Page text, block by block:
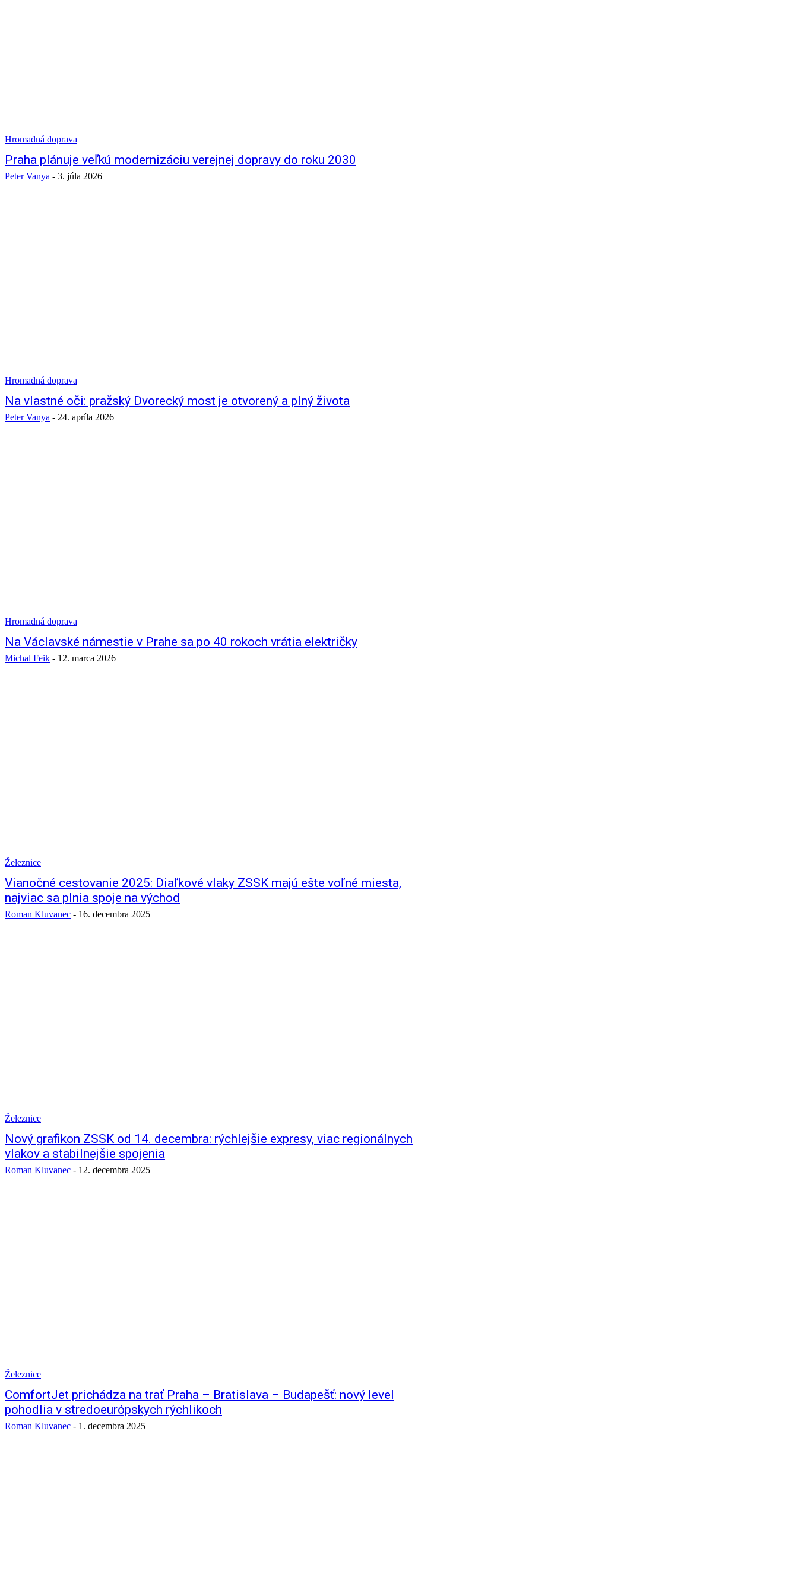
Hromadná doprava
Praha plánuje veľkú modernizáciu verejnej dopravy do roku 2030
Peter Vanya - 3. júla 2026
Hromadná doprava
Na vlastné oči: pražský Dvorecký most je otvorený a plný života
Peter Vanya - 24. apríla 2026
Hromadná doprava
Na Václavské námestie v Prahe sa po 40 rokoch vrátia električky
Michal Feik - 12. marca 2026
Železnice
Vianočné cestovanie 2025: Diaľkové vlaky ZSSK majú ešte voľné miesta,
najviac sa plnia spoje na východ
Roman Kluvanec - 16. decembra 2025
Železnice
Nový grafikon ZSSK od 14. decembra: rýchlejšie expresy, viac regionálnych
vlakov a stabilnejšie spojenia
Roman Kluvanec - 12. decembra 2025
Železnice
ComfortJet prichádza na trať Praha – Bratislava – Budapešť: nový level
pohodlia v stredoeurópskych rýchlikoch
Roman Kluvanec - 1. decembra 2025